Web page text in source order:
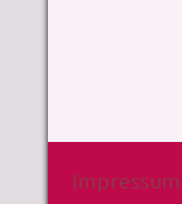
Impressum